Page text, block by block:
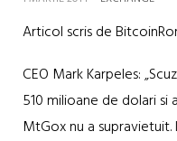
Articol scris de
CEO Mark Karpeles:
510 milioane de dolari si
MtGox nu a